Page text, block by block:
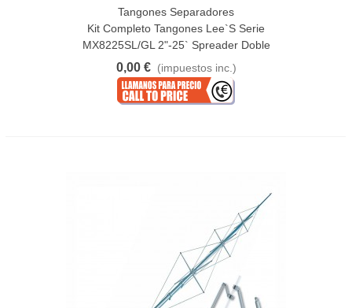
Tangones Separadores
Kit Completo Tangones Lee`s Serie
MX8225SL/GL 2"-25` Spreader Doble
0,00 € (impuestos inc.)